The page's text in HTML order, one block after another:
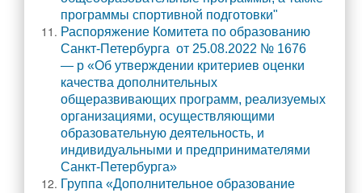
Разговоры о важном
Профилактика детского дорожно-транспортного травматизма
Профилактика негативных явлений среди
несовершеннолетних
Школьное самоуправление
Первичное отделение РДДМ «Движение первых»
Орлята России
Всероссийский конкурс «Большая перемена»
программы спортивной подготовки"
Распоряжение Комитета по образованию
Санкт-Петербурга от 25.08.2022 № 1676
— р «Об утверждении критериев оценки
качества дополнительных
общеразвивающих программ, реализуемых
организациями, осуществляющими
образовательную деятельность, и
индивидуальными и предпринимателями
Санкт-Петербурга»
Группа «Дополнительное образование